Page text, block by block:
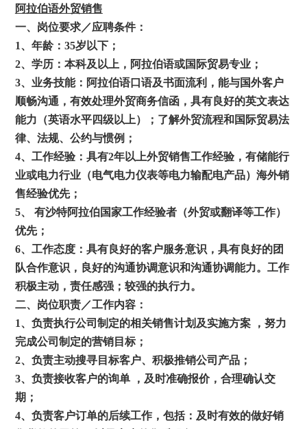
阿拉伯语外贸销售
一、岗位要求／应聘条件：
1、年龄：35岁以下；
2、学历：本科及以上，阿拉伯语或国际贸易专业；
3、业务技能：阿拉伯语口语及书面流利，能与国外客户
顺畅沟通，有效处理外贸商务信函，具有良好的英文表达
能力（英语水平四级以上）；了解外贸流程和国际贸易法
律、法规、公约与惯例；
4、工作经验：具有2年以上外贸销售工作经验，有储能行
业或电力行业（电气电力仪表等电力输配电产品）海外销
售经验优先；
5、 有沙特阿拉伯国家工作经验者（外贸或翻译等工作）
优先；
6、工作态度：具有良好的客户服务意识，具有良好的团
队合作意识，良好的沟通协调意识和沟通协调能力。工作
积极主动，责任感强；较强的执行力。
二、岗位职责／工作内容：
1、负责执行公司制定的相关销售计划及实施方案 ，努力
完成公司制定的营销目标；
2、负责主动搜寻目标客户、积极推销公司产品；
3、负责接收客户的询单 ，及时准确报价，合理确认交
期；
4、负责客户订单的后续工作，包括：及时有效的做好销